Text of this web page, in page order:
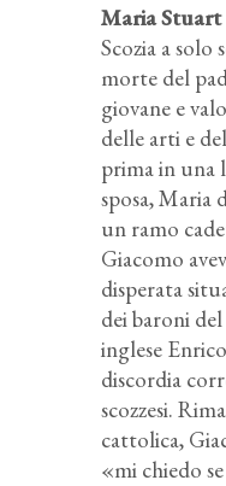
Maria
Scozia a solo
morte del
giovane e
delle arti e
prima in
sposa, Maria
un ramo
Giacomo
disperata
dei baroni
inglese
discordia
scozzesi.
cattolica,
«mi chiedo